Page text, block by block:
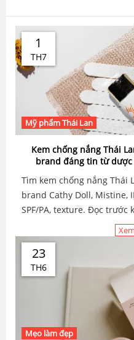
1
TH7
Mỹ phẩm Thái Lan
Kem chống nắng Thái
brand đáng tin từ dược
Tìm kem chống nắng Thái
brand Cathy Doll, Mistine,
SPF/PA, texture. Đọc trước
23
TH6
Mẹo làm đẹp